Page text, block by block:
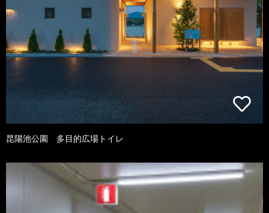
昆陽池公園 多目的広場トイレ